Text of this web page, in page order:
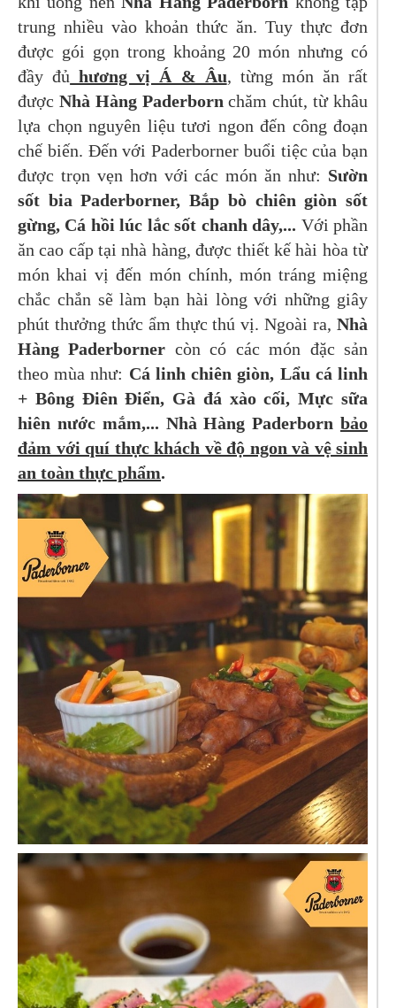
trung nhiều vào khoản thức ăn. Tuy thực đơn
được gói gọn trong khoảng 20 món nhưng có
đầy đủ hương vị Á & Âu, từng món ăn rất
được Nhà Hàng Paderborn chăm chút, từ khâu
lựa chọn nguyên liệu tươi ngon đến công đoạn
chế biến. Đến với Paderborner buổi tiệc của bạn
được trọn vẹn hơn với các món ăn như: Sườn
sốt bia Paderborner, Bắp bò chiên giòn sốt
gừng, Cá hồi lúc lắc sốt chanh dây,... Với phần
ăn cao cấp tại nhà hàng, được thiết kế hài hòa từ
món khai vị đến món chính, món tráng miệng
chắc chắn sẽ làm bạn hài lòng với những giây
phút thưởng thức ẩm thực thú vị. Ngoài ra, Nhà
Hàng Paderborner còn có các món đặc sản
theo mùa như: Cá linh chiên giòn, Lẩu cá linh
+ Bông Điên Điển, Gà đá xào cối, Mực sữa
hiên nước mắm,... Nhà Hàng Paderborn bảo
đảm với quí thực khách về độ ngon và vệ sinh
an toàn thực phẩm.